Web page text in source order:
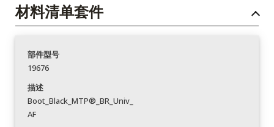
材料清单套件
部件型号
19676
描述
Boot_Black_MTP®_BR_Univ_
AF